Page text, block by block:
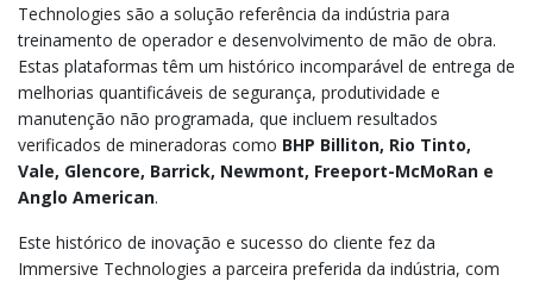
Technologies são a solução referência da indústria para
treinamento de operador e desenvolvimento de mão de obra.
Estas plataformas têm um histórico incomparável de entrega de
melhorias quantificáveis de segurança, produtividade e
manutenção não programada, que incluem resultados
verificados de mineradoras como BHP Billiton, Rio Tinto,
Vale, Glencore, Barrick, Newmont, Freeport-McMoRan e
Anglo American.
Este histórico de inovação e sucesso do cliente fez da
Immersive Technologies a parceira preferida da indústria, com